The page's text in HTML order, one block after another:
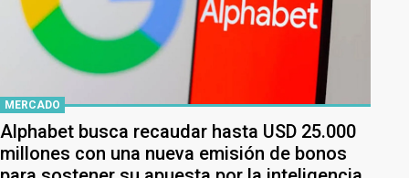
MERCADO
Alphabet busca recaudar hasta USD 25.000
millones con una nueva emisión de bonos